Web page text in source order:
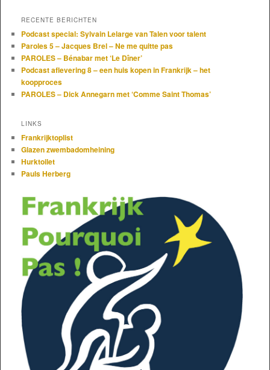
RECENTE BERICHTEN
Podcast special: Sylvain Lelarge van Talen voor talent
Paroles 5 – Jacques Brel – Ne me quitte pas
PAROLES – Bénabar met ‘Le Dîner’
Podcast aflevering 8 – een huis kopen in Frankrijk – het
koopproces
PAROLES – Dick Annegarn met ‘Comme Saint Thomas’
LINKS
Frankrijktoplist
Glazen zwembadomheining
Hurktoilet
Pauls Herberg